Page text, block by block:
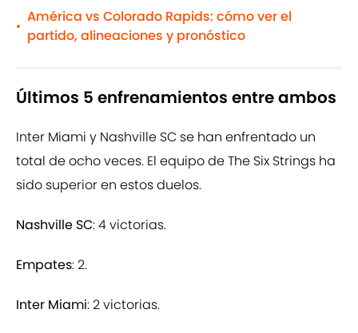
•
América vs Colorado Rapids: cómo ver el
partido, alineaciones y pronóstico
Últimos 5 enfrenamientos entre ambos
Inter Miami y Nashville SC se han enfrentado un
total de ocho veces. El equipo de The Six Strings ha
sido superior en estos duelos.
Nashville SC: 4 victorias.
Empates: 2.
Inter Miami: 2 victorias.